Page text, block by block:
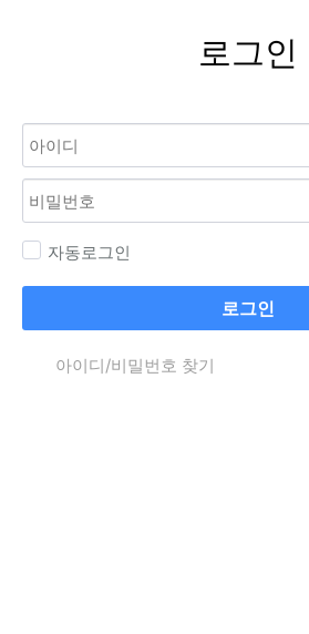
로그인
자동로그인
로그인
아이디/비밀번호 찾기